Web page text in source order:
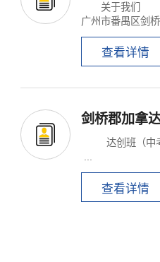
关于我们 学校是什么时候创立的?
广州市番禺区剑
开办...
查看详情
剑桥郡加拿
达创班（中考方向） 【
...
查看详情